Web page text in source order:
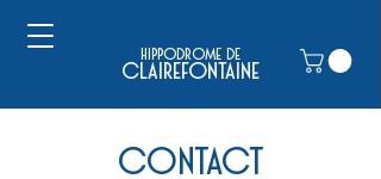
hippodrome de
clairefontaine
contact